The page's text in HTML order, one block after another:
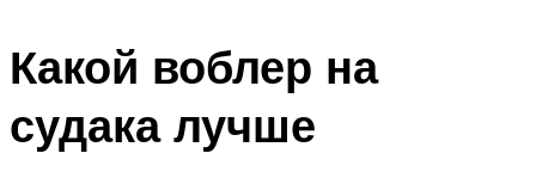
Какой воблер на
судака лучше